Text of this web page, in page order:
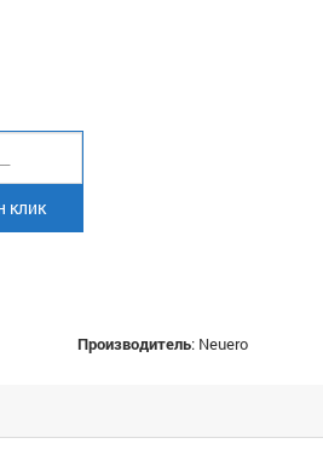
клик
Производитель: Neuero